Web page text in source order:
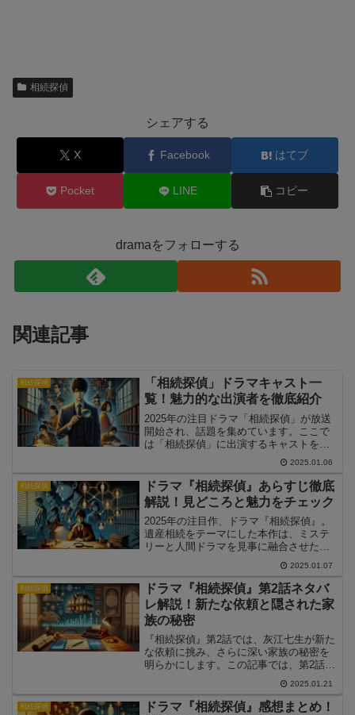
相続探偵
シェアする
X Facebook はてブ
Pocket LINE コピー
dramaをフォローする
関連記事
相続探偵
「相続探偵」ドラマキャスト一
覧！魅力的な出演者を徹底紹介
2025年の注目ドラマ「相続探偵」が放送
開始され、話題を集めています。ここで
は「相続探偵」に出演するキャストを一
覧で紹介し、それぞれのキャラクターや
見どころを解説します。ドラマをさらに
楽しむための情報満載です。
2025.01.06
相続探偵
ドラマ『相続探偵』あらすじ徹底
解説！見どころと魅力をチェック
2025年の注目作、ドラマ『相続探偵』。
遺産相続をテーマにした本作は、ミステ
リーと人間ドラマを見事に融合させた新
感覚のストーリーが話題です。この記事
では、『相続探偵』の詳しいあらすじや
見どころを解説し、ドラマの魅力をお伝
えします。
2025.01.07
相続探偵
ドラマ『相続探偵』第2話ネタバ
レ解説！新たな依頼と隠された家
族の秘密
『相続探偵』第2話では、灰江七生が新た
な依頼に挑み、さらに深い家族の秘密を
明らかにします。この記事では、第2話の
あらすじや解決の鍵、そして注目ポイン
トをネタバレ解説付きでご紹介します。
2025.01.21
相続探偵
ドラマ『相続探偵』感想まとめ！